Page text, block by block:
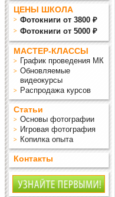
ЦЕНЫ ШКОЛА
Фотокниги от 3800 ₽
Фотокниги от 5000 ₽
МАСТЕР-КЛАССЫ
График проведения МК
Обновляемые
видеокурсы
Распродажа курсов
Статьи
Основы фотографии
Игровая фотография
Копилка опыта
Контакты